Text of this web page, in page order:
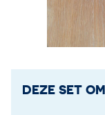
DEZE SET